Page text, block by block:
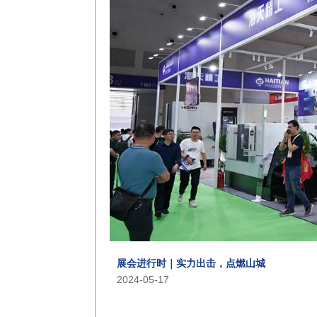
展会进行时｜实力出击，点燃山城
2024-05-17